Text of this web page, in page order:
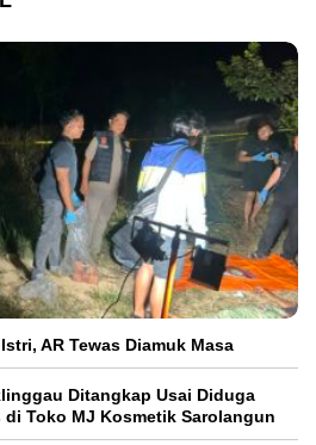
AR Tewas Diamuk Masa
Ditangkap Usai Diduga
di Toko MJ Kosmetik Sarolangun